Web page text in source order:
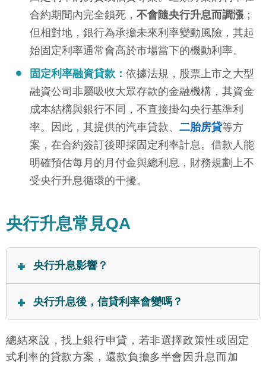
合約期間內完全鎖死， 不會隨央行升息而調漲 ；
但相對地，銀行為承擔未來利率變動風險，其起
始固定利率通常會高於市場當下的機動利率。
固定利率融資貸款： 依據法規，股票上市之大型
融資公司非屬吸收大眾存款的金融機構，其資金
成本結構與銀行不同，不直接掛勾央行基準利
率。因此，其提供的汽車貸款、 二胎房貸等方
案，在合約簽訂後即採固定利率計息。借款人能
明確預估每月的月付金與總利息，財務規劃上不
受央行升息循環的干擾。
央行升息常見QA
央行升息影響？
央行升息影響最直接的為採取「機動計息」的消費性
接加重借款人的每月負擔。
央行升息後，信貸利率會變嗎？
會的。目前市場上絕大多數的銀行信用貸款皆採用
「機動計息」機制，其利率會直接與央行的基準利率
連動。當央行宣布升息時，各家銀行也會同步調高放
總結來說，找上銀行申貸，若非選擇政策性或固定
式利率的貸款方案，還款負擔多半會因升息而加